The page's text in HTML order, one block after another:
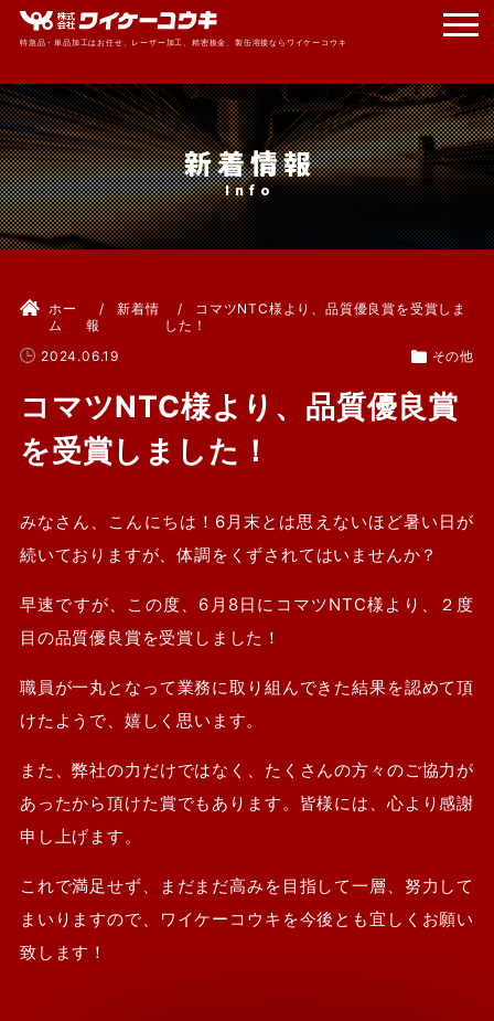
特急品・単品加工はお任せ、レーザー加工、精密板金、製缶溶接ならワイケーコウキ
新着情報
ホー
ム
新着情
報
コマツNTC様より、品質優良賞を受賞しま
した！
2024.06.19
その他
コマツNTC様より、品質優良賞
を受賞しました！
みなさん、こんにちは！6月末とは思えないほど暑い日が
続いておりますが、体調をくずされてはいませんか？
早速ですが、この度、6月8日にコマツNTC様より、２度
目の品質優良賞を受賞しました！
職員が一丸となって業務に取り組んできた結果を認めて頂
けたようで、嬉しく思います。
また、弊社の力だけではなく、たくさんの方々のご協力が
あったから頂けた賞でもあります。皆様には、心より感謝
申し上げます。
これで満足せず、まだまだ高みを目指して一層、努力して
まいりますので、ワイケーコウキを今後とも宜しくお願い
致します！